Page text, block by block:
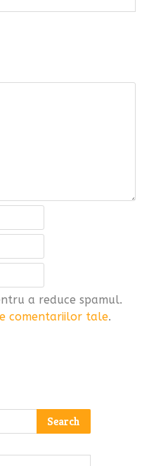
a reduce spamul.
comentariilor tale.
Search